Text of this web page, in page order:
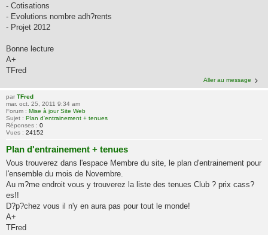
- Cotisations
- Evolutions nombre adh?rents
- Projet 2012
Bonne lecture
A+
TFred
Aller au message
par TFred
mar. oct. 25, 2011 9:34 am
Forum : Mise à jour Site Web
Sujet : Plan d'entrainement + tenues
Réponses : 0
Vues : 24152
Plan d'entrainement + tenues
Vous trouverez dans l'espace Membre du site, le plan d'entrainement pour
l'ensemble du mois de Novembre.
Au m?me endroit vous y trouverez la liste des tenues Club ? prix cass?
es!!
D?p?chez vous il n'y en aura pas pour tout le monde!
A+
TFred